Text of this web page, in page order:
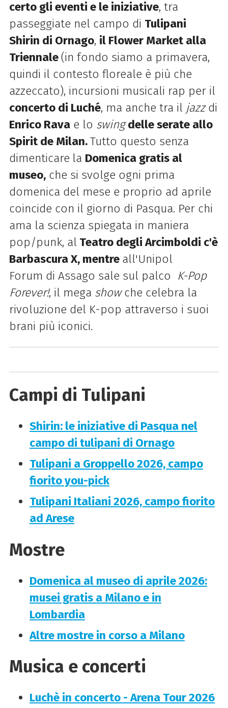
certo gli eventi e le iniziative, tra
passeggiate nel campo di Tulipani
Shirin di Ornago, il Flower Market alla
Triennale(in fondo siamo a primavera,
quindi il contesto floreale è più che
azzeccato), incursioni musicali rap per il
concerto di Luché, ma anche tra il jazzdi
Enrico Ravae lo swing delle serate allo
Spirit de Milan.Tutto questo senza
dimenticare la Domenica gratis al
museo,che si svolge ogni prima
domenica del mese e proprio ad aprile
coincide con il giorno di Pasqua. Per chi
ama la scienza spiegata in maniera
pop/punk, al Teatro degli Arcimboldi c'è
Barbascura X, mentre all'Unipol
Forum di Assago sale sul palco K-Pop
Forever!, il mega showche celebra la
rivoluzione del K-pop attraverso i suoi
brani più iconici.
Campi di Tulipani
Shirin: le iniziative di Pasqua nel
campo di tulipani di Ornago
Tulipani a Groppello 2026, campo
fiorito you-pick
Tulipani Italiani 2026, campo fiorito
ad Arese
Mostre
Domenica al museo di aprile 2026:
musei gratis a Milano e in
Lombardia
Altre mostre in corso a Milano
Musica e concerti
Luchè in concerto - Arena Tour 2026